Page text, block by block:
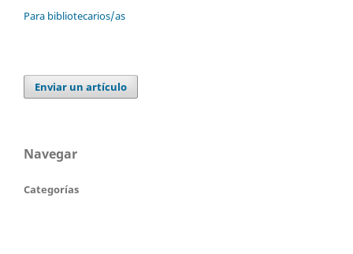
Para bibliotecarios/as
Enviar un artículo
Navegar
Categorías